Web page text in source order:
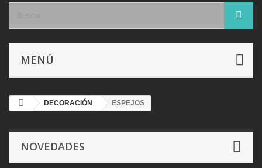
MENÚ
DECORACIÓN ESPEJOS
NOVEDADES